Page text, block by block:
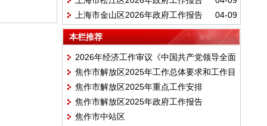
04-09
上海市金山区2026年政府工作报告
本栏推荐
2026年经济工作审议《中国共产党领导全面
依法治国工作条例》
焦作市解放区2025年工作总体要求和工作目
标
焦作市解放区2025年重点工作安排
焦作市解放区2025年政府工作报告
焦作市中站区